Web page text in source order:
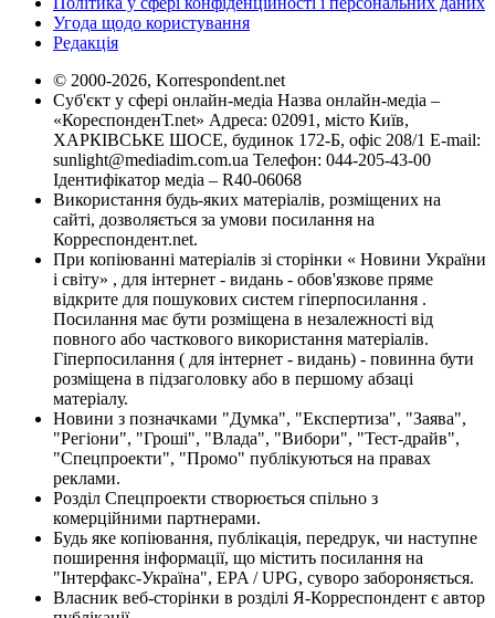
Угода щодо користування
Редакція
© 2000-2026, Korrespondent.net
Суб'єкт у сфері онлайн-медіа Назва онлайн-медіа –
«КореспонденТ.net» Адреса: 02091, місто Київ,
ХАРКІВСЬКЕ ШОСЕ, будинок 172-Б, офіс 208/1 E-mail:
sunlight@mediadim.com.ua Телефон: 044-205-43-00
Ідентифікатор медіа – R40-06068
Використання будь-яких матеріалів, розміщених на
сайті, дозволяється за умови посилання на
Корреспондент.net.
При копіюванні матеріалів зі сторінки « Новини України
і світу» , для інтернет - видань - обов'язкове пряме
відкрите для пошукових систем гіперпосилання .
Посилання має бути розміщена в незалежності від
повного або часткового використання матеріалів.
Гіперпосилання ( для інтернет - видань) - повинна бути
розміщена в підзаголовку або в першому абзаці
матеріалу.
Новини з позначками "Думка", "Експертиза", "Заява",
"Регіони", "Гроші", "Влада", "Вибори", "Тест-драйв",
"Спецпроекти", "Промо" публікуються на правах
реклами.
Розділ Спецпроекти створюється спільно з
комерційними партнерами.
Будь яке копіювання, публікація, передрук, чи наступне
поширення інформації, що містить посилання на
"Інтерфакс-Україна", EPA / UPG, суворо забороняється.
Власник веб-сторінки в розділі Я-Корреспондент є автор